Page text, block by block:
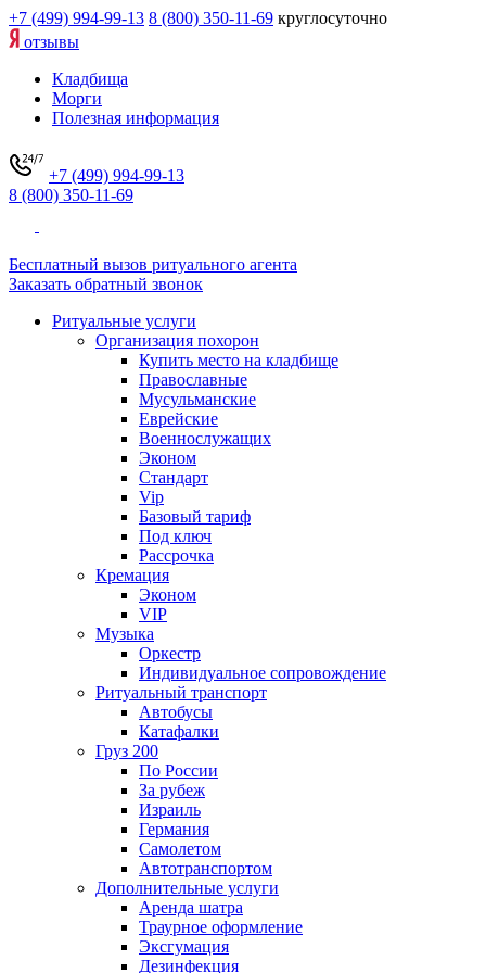
+7 (499) 994-99-13 8 (800) 350-11-69 круглосуточно
отзывы
Кладбища
Морги
Полезная информация
+7 (499) 994-99-13
8 (800) 350-11-69
Бесплатный вызов ритуального агента
Заказать обратный звонок
Ритуальные услуги
Организация похорон
Купить место на кладбище
Православные
Мусульманские
Еврейские
Военнослужащих
Эконом
Стандарт
Vip
Базовый тариф
Под ключ
Рассрочка
Кремация
Эконом
VIP
Музыка
Оркестр
Индивидуальное сопровождение
Ритуальный транспорт
Автобусы
Катафалки
Груз 200
По России
За рубеж
Израиль
Германия
Самолетом
Автотранспортом
Дополнительные услуги
Аренда шатра
Траурное оформление
Эксгумация
Дезинфекция